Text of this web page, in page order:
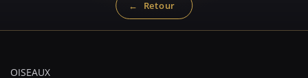
OISEAUX